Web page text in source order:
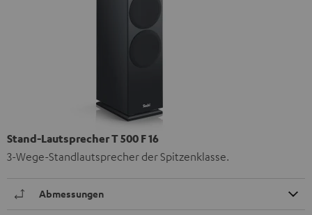
Stand-Lautsprecher T 500 F 16
3-Wege-Standlautsprecher der Spitzenklasse.
Abmessungen